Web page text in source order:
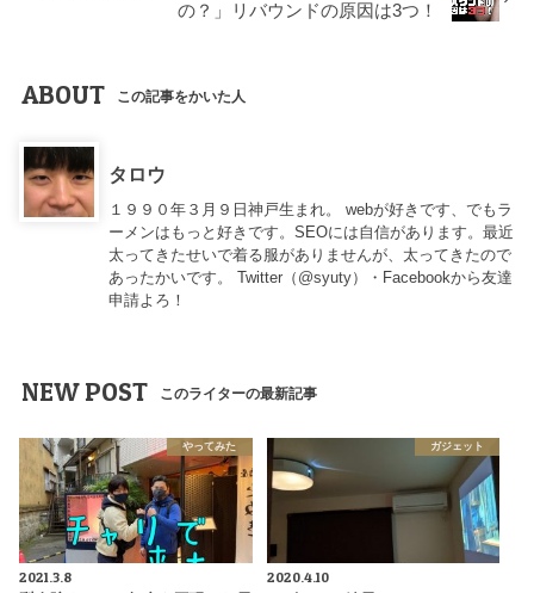
の？」リバウンドの原因は3つ！
ABOUT この記事をかいた人
タロウ
１９９０年３月９日神戸生まれ。 webが好きです、でもラ
ーメンはもっと好きです。SEOには自信があります。最近
太ってきたせいで着る服がありませんが、太ってきたので
あったかいです。 Twitter（ @syuty）・Facebookから友達
申請よろ！
NEW POST このライターの最新記事
やってみた
2021.3.8
ガジェット
2020.4.10